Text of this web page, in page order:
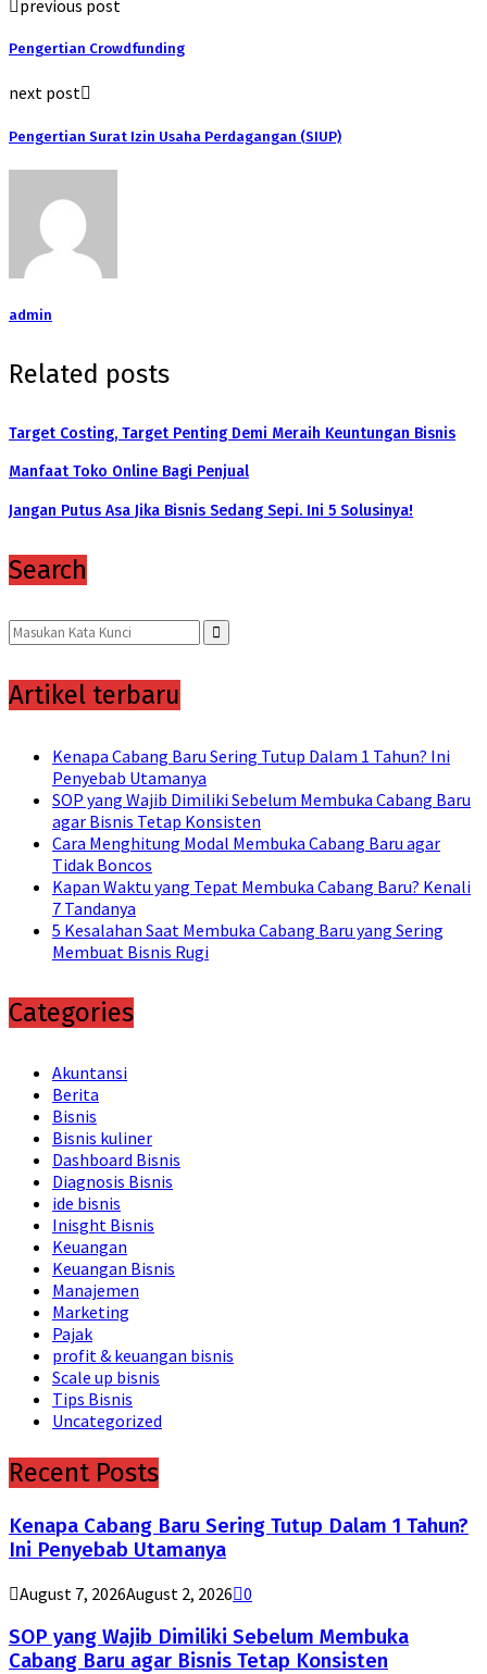
previous post
Pengertian Crowdfunding
next post
Pengertian Surat Izin Usaha Perdagangan (SIUP)
admin
Related posts
Target Costing, Target Penting Demi Meraih Keuntungan Bisnis
Manfaat Toko Online Bagi Penjual
Jangan Putus Asa Jika Bisnis Sedang Sepi. Ini 5 Solusinya!
Search
Search
for:
Search
Artikel terbaru
Kenapa Cabang Baru Sering Tutup Dalam 1 Tahun? Ini
Penyebab Utamanya
SOP yang Wajib Dimiliki Sebelum Membuka Cabang Baru
agar Bisnis Tetap Konsisten
Cara Menghitung Modal Membuka Cabang Baru agar
Tidak Boncos
Kapan Waktu yang Tepat Membuka Cabang Baru? Kenali
7 Tandanya
5 Kesalahan Saat Membuka Cabang Baru yang Sering
Membuat Bisnis Rugi
Categories
Akuntansi
Berita
Bisnis
Bisnis kuliner
Dashboard Bisnis
Diagnosis Bisnis
ide bisnis
Inisght Bisnis
Keuangan
Keuangan Bisnis
Manajemen
Marketing
Pajak
profit & keuangan bisnis
Scale up bisnis
Tips Bisnis
Uncategorized
Recent Posts
Kenapa Cabang Baru Sering Tutup Dalam 1 Tahun?
Ini Penyebab Utamanya
August 7, 2026August 2, 2026 0
SOP yang Wajib Dimiliki Sebelum Membuka
Cabang Baru agar Bisnis Tetap Konsisten